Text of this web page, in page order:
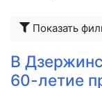
Показать
В
60-летие